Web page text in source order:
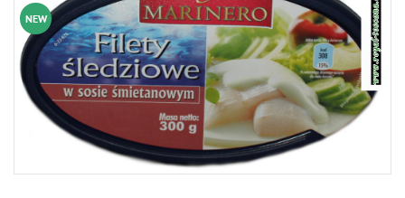
NEW